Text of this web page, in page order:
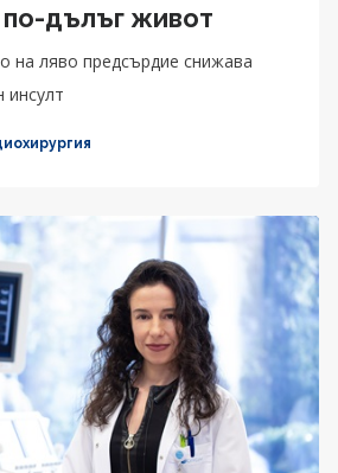
дълъг живот
на ляво предсърдие снижава
инсулт